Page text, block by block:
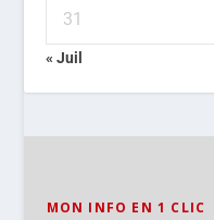
31
« Juil
MON INFO EN 1 CLIC